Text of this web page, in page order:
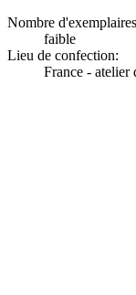
Nombre
faible
Lieu de confection:
France - atelier